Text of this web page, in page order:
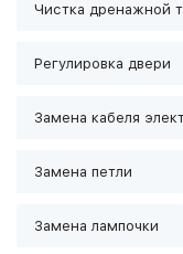
Чистка дренажной
Регулировка двери
Замена кабеля
Замена петли
Замена лампочки